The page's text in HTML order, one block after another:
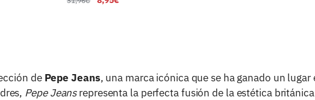
de Pepe Jeans, una marca icónica que se ha ganado un
Pepe Jeansrepresenta la perfecta fusión de la estética